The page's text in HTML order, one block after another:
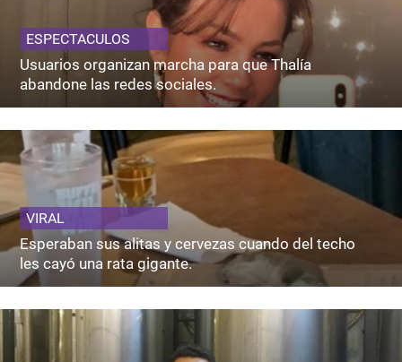
ESPECTACULOS
Usuarios organizan marcha para que Thalía
abandone las redes sociales.
VIRAL
Esperaban sus alitas y cervezas cuando del techo
les cayó una rata gigante.